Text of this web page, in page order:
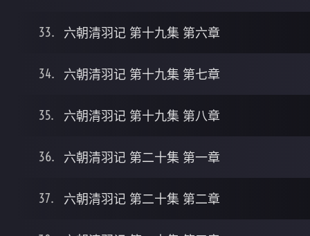
六朝清羽记 第十九集 第六章
六朝清羽记 第十九集 第七章
六朝清羽记 第十九集 第八章
六朝清羽记 第二十集 第一章
六朝清羽记 第二十集 第二章